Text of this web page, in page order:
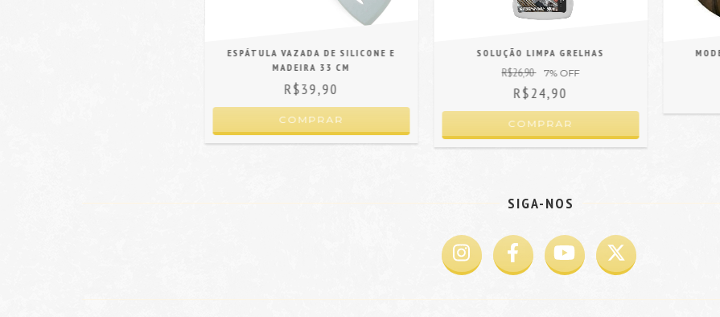
ESPÁTULA VAZADA DE SILICONE E
MADEIRA 33 CM
R$39,90
SOLUÇÃO LIMPA GRELHAS
R$26,90 7% OFF
R$24,90
SIGA-NOS